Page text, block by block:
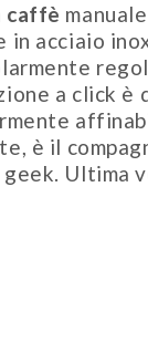
caffè
in acciaio
a click è
è il
Ultima